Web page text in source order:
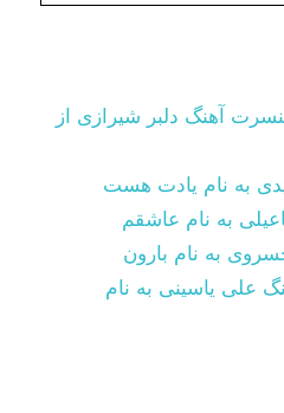
آهنگ دلبر شیرازی از
به نام یادت هست
به نام عاشقم
به نام بارون
علی یاسینی به نام